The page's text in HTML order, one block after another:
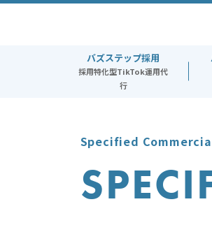
バズステップ採用
採用特化型TikTok運用代
行
Specified